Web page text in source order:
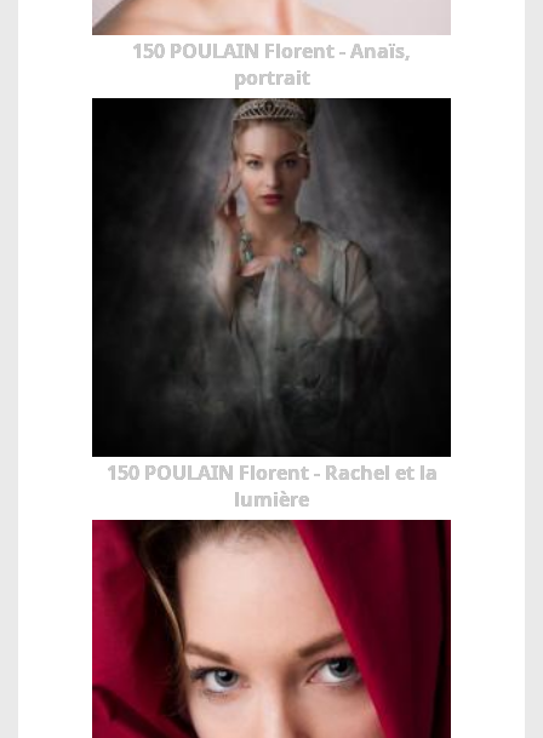
150 POULAIN Florent - Anaïs,
portrait
150 POULAIN Florent - Rachel et la
lumière